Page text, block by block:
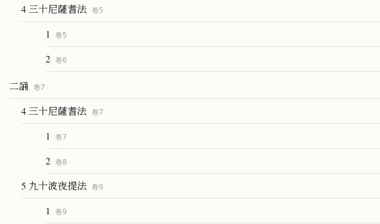
4 三十尼薩耆法 卷5
1 卷5
2 卷6
二誦 卷7
4 三十尼薩耆法 卷7
1 卷7
2 卷8
5 九十波夜提法 卷9
1 卷9